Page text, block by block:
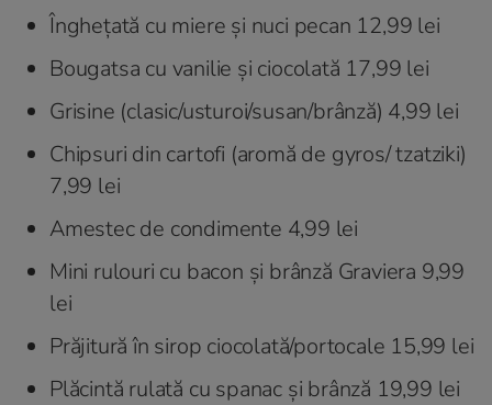
Înghețată cu miere și nuci pecan 12,99 lei
Bougatsa cu vanilie și ciocolată 17,99 lei
Grisine (clasic/usturoi/susan/brânză) 4,99 lei
Chipsuri din cartofi (aromă de gyros/ tzatziki)
7,99 lei
Amestec de condimente 4,99 lei
Mini rulouri cu bacon și brânză Graviera 9,99
lei
Prăjitură în sirop ciocolată/portocale 15,99 lei
Plăcintă rulată cu spanac și brânză 19,99 lei